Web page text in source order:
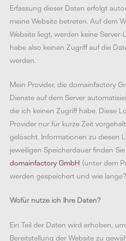
Erfassung dieser Daten erfolgt
meine Website betreten. Auf dem
Website liegt, werden keine
habe also keinen Zugriff auf die
werden.
Mein Provider, die domainfactory
Dienste auf dem Server
die ich keinen Zugriff habe. Diese
Provider nur für kurze Zeit
gelöscht. Informationen zu diesen
jeweiligen Speicherdauer finden Sie
domainfactory GmbH (unter dem
werden gespeichert und wie
Wofür nutze ich Ihre Daten?
Ein Teil der Daten wird erhoben,
Bereitstellung der Website zu